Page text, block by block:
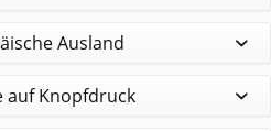
Ausland
auf Knopfdruck